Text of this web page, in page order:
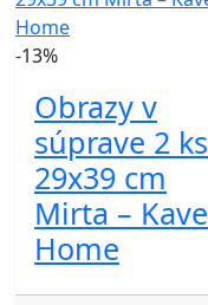
-13%
Obrazy v
súprave 2 ks
29x39 cm
Mirta – Kave
Home